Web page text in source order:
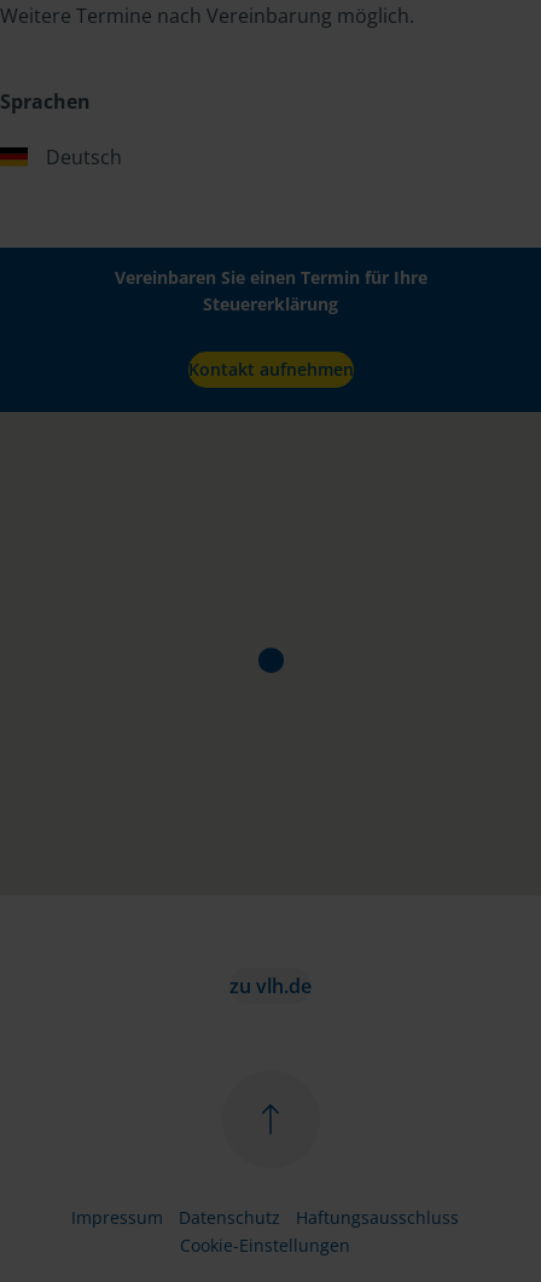
Weitere Termine nach Vereinbarung möglich.
Sprachen
Deutsch
Vereinbaren Sie einen Termin für Ihre
Steuererklärung
Kontakt aufnehmen
zu vlh.de
Impressum Datenschutz
Haftungsausschluss
Cookie-Einstellungen